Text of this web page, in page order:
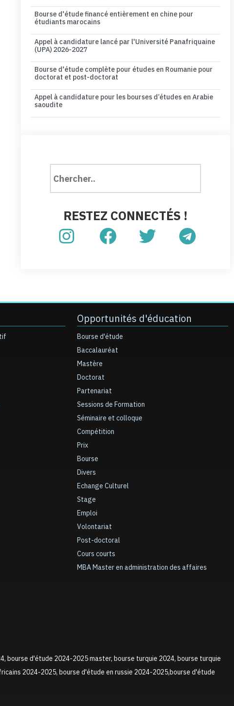
Bourse d'étude financé entièrement en chine pour
étudiants marocains
Appel à candidature lancé par l'Université Panafriquaine
(UPA) 2026-2027
Bourse d'étude complète pour études en Roumanie pour
doctorat et post-doctorat
Appel à candidature pour les bourses d’études en Arabie
saoudite
RESTEZ CONNECTÉS !
Opportunités d'éducation
Bourse d'étude
Baccalauréat
Mastère
Doctorat
Partenariat
Sessions de Formation
Séminaire et colloque
Compétition
Prix
Bourse
Divers
Echange Culturel
Stage
Emploi
Volontariat
Post-doctoral
Cours courts
MBA Master en administration des affaires
d'étude 2024-2025 master, bourse turquie 2024, bourse turquie
2024-2025, bourse d'étude en russie 2024-2025,bourse d'étude